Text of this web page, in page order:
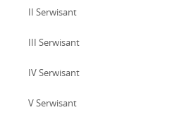
II Serwisant
III Serwisant
IV Serwisant
V Serwisant